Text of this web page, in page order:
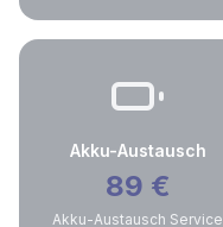
Akku-Austausch
89 €
Akku-Austausch Service